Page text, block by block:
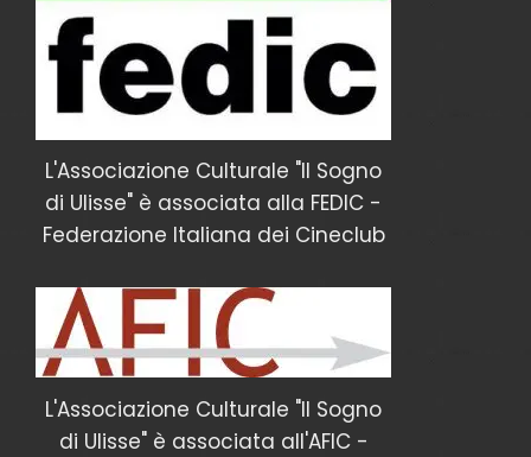
L'Associazione Culturale "Il Sogno
di Ulisse" è associata alla FEDIC -
Federazione Italiana dei Cineclub
L'Associazione Culturale "Il Sogno
di Ulisse" è associata all'AFIC -